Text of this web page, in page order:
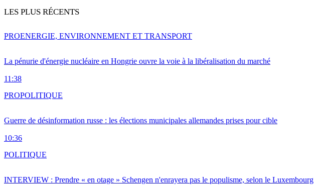
LES PLUS RÉCENTS
La pénurie d'énergie nucléaire en Hongrie ouvre la voie à la libéralisation du marché
11:38
PROENERGIE, ENVIRONNEMENT ET TRANSPORT
Guerre de désinformation russe : les élections municipales allemandes prises pour cible
10:36
PROPOLITIQUE
INTERVIEW : Prendre « en otage » Schengen n'enrayera pas le populisme, selon le Luxembourg
POLITIQUE